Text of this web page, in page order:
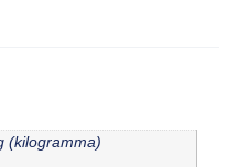
(kilogramma)